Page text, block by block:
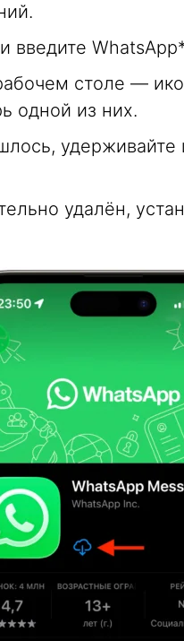
введите
столе —
одной из них.
удерживайте
удалён,